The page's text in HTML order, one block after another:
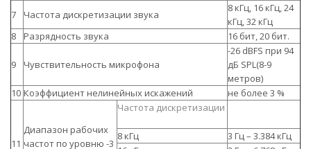
7
Частота дискретизации звука
8 кГц, 16 кГц, 24
кГц, 32 кГц
8
Разрядность звука 16 бит, 20 бит.
9 Чувствительность микрофона
-26 dBFS при 94
дБ SPL(8-9
метров)
10 Коэффициент нелинейных искажений не более 3 %
11
Диапазон рабочих
частот по уровню -3
Частота дискретизации
8 кГц
3 Гц – 3.384 кГц